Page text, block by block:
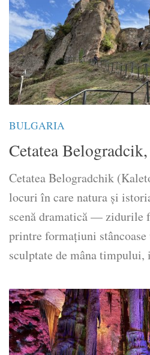
BULGARIA
Cetatea
Cetatea Belogradchik
locuri în care natura și
scenă dramatică — zidurile
printre formațiuni stâncoase
sculptate de mâna timpului,